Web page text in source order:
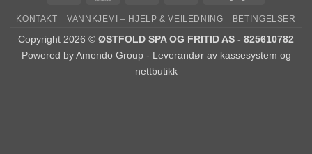
KONTAKT VANNKJEMI – HJELP & VEILEDNING BETINGELSER
Copyright 2026 © ØSTFOLD SPA OG FRITID AS - 825610782
Powered byAmendo Group - Leverandør av kassesystem og
nettbutikk